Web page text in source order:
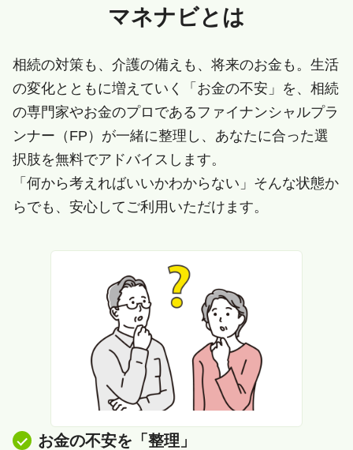
マネナビとは
相続の対策も、介護の備えも、将来のお金も。生活
の変化とともに増えていく「お金の不安」を、相続
の専門家やお金のプロであるファイナンシャルプラ
ンナー（FP）が一緒に整理し、あなたに合った選
択肢を無料でアドバイスします。
「何から考えればいいかわからない」そんな状態か
らでも、安心してご利用いただけます。
お金の不安を「整理」